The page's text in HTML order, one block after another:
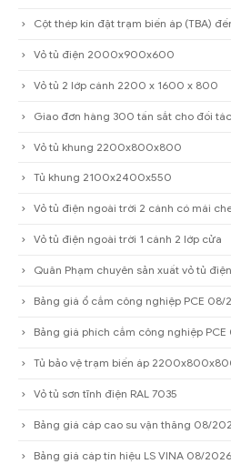
Cột thép kín đặt trạm biến áp (TBA)
Vỏ tủ điện 2000x900x600
Vỏ tủ 2 lớp cánh 2200 x 1600 x 800
Giao đơn hàng 300 tấn sắt cho đối
Vỏ tủ khung 2200x800x800
Tủ khung 2100x2400x550
Vỏ tủ điện ngoài trời 2 cánh có mái
Vỏ tủ điện ngoài trời 1 cánh 2 lớp cửa
Quân Phạm chuyên sản xuất vỏ tủ
Bảng giá ổ cắm công nghiệp PCE 08/
Bảng giá phích cắm công nghiệp
Tủ bảo vệ trạm biến áp
Vỏ tủ sơn tĩnh điện RAL 7035
Bảng giá cáp cao su vận thăng 08/
Bảng giá cáp tín hiệu LS VINA 08/2026